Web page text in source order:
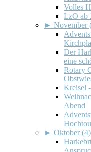
Volles
LzO ab
► November
Der
eine
Rotary
Kreisel
Abend
► Oktober (4)